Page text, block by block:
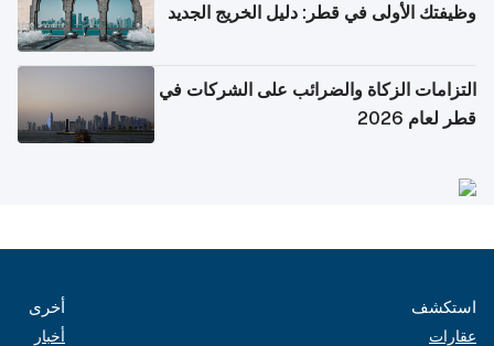
وظيفتك الأولى في قطر: دليل الخريج الجديد
التزامات الزكاة والضرائب على الشركات في
قطر لعام 2026
استكشف
عقارات
أخرى
أخبار